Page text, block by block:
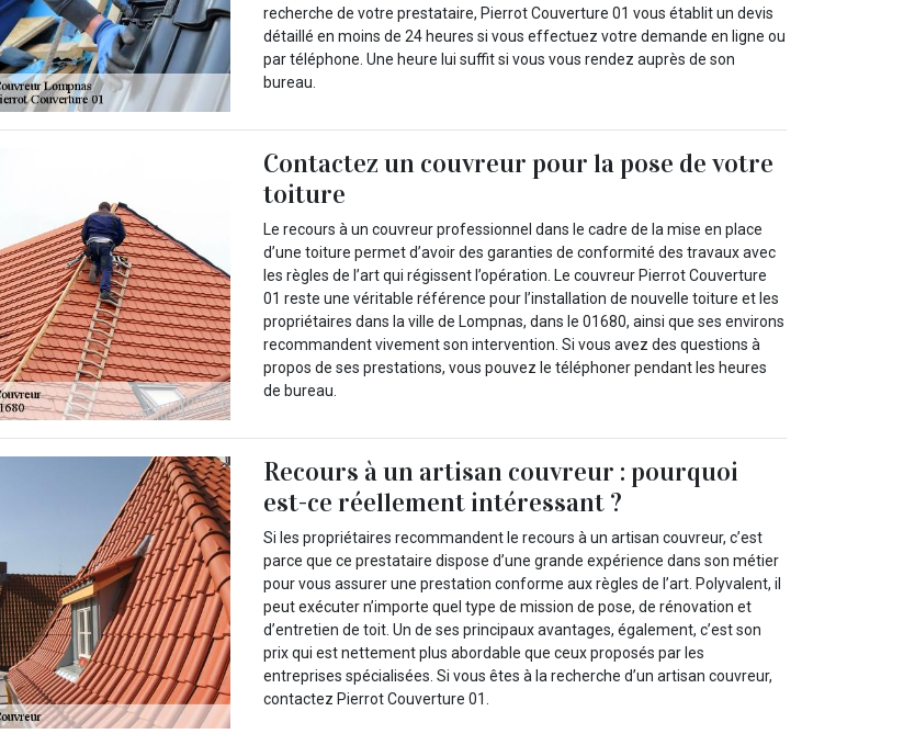
recherche de votre prestataire, Pierrot Couverture 01 vous établit un devis
détaillé en moins de 24 heures si vous effectuez votre demande en ligne ou
par téléphone. Une heure lui suffit si vous vous rendez auprès de son
bureau.
Contactez un couvreur pour la pose de votre
toiture
Le recours à un couvreur professionnel dans le cadre de la mise en place
d’une toiture permet d’avoir des garanties de conformité des travaux avec
les règles de l’art qui régissent l’opération. Le couvreur Pierrot Couverture
01 reste une véritable référence pour l’installation de nouvelle toiture et les
propriétaires dans la ville de Lompnas, dans le 01680, ainsi que ses environs
recommandent vivement son intervention. Si vous avez des questions à
propos de ses prestations, vous pouvez le téléphoner pendant les heures
de bureau.
Recours à un artisan couvreur : pourquoi
est-ce réellement intéressant ?
Si les propriétaires recommandent le recours à un artisan couvreur, c’est
parce que ce prestataire dispose d’une grande expérience dans son métier
pour vous assurer une prestation conforme aux règles de l’art. Polyvalent, il
peut exécuter n’importe quel type de mission de pose, de rénovation et
d’entretien de toit. Un de ses principaux avantages, également, c’est son
prix qui est nettement plus abordable que ceux proposés par les
entreprises spécialisées. Si vous êtes à la recherche d’un artisan couvreur,
contactez Pierrot Couverture 01.